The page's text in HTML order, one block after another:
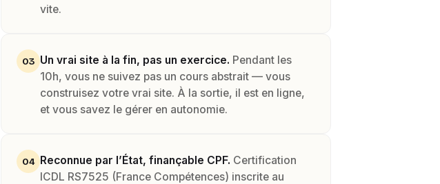
vite.
03 Un vrai site à la fin, pas un exercice. Pendant les
10h, vous ne suivez pas un cours abstrait — vous
construisez votre vrai site. À la sortie, il est en ligne,
et vous savez le gérer en autonomie.
04 Reconnue par l’État, finançable CPF. Certification
ICDL RS7525 (France Compétences) inscrite au